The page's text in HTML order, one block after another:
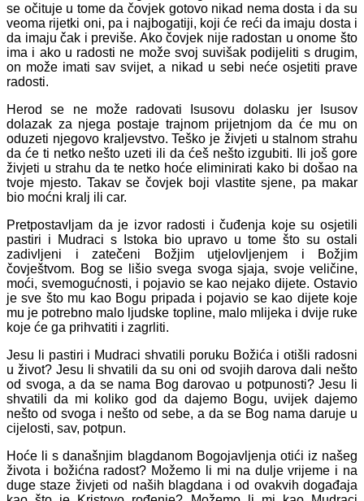
se očituje u tome da čovjek gotovo nikad nema dosta i da su
veoma rijetki oni, pa i najbogatiji, koji će reći da imaju dosta i
da imaju čak i previše. Ako čovjek nije radostan u onome što
ima i ako u radosti ne može svoj suvišak podijeliti s drugim,
on može imati sav svijet, a nikad u sebi neće osjetiti prave
radosti.
Herod se ne može radovati Isusovu dolasku jer Isusov
dolazak za njega postaje trajnom prijetnjom da će mu on
oduzeti njegovo kraljevstvo. Teško je živjeti u stalnom strahu
da će ti netko nešto uzeti ili da ćeš nešto izgubiti. Ili još gore
živjeti u strahu da te netko hoće eliminirati kako bi došao na
tvoje mjesto. Takav se čovjek boji vlastite sjene, pa makar
bio moćni kralj ili car.
Pretpostavljam da je izvor radosti i čuđenja koje su osjetili
pastiri i Mudraci s Istoka bio upravo u tome što su ostali
zadivljeni i zatečeni Božjim utjelovljenjem i Božjim
čovještvom. Bog se lišio svega svoga sjaja, svoje veličine,
moći, svemogućnosti, i pojavio se kao nejako dijete. Ostavio
je sve što mu kao Bogu pripada i pojavio se kao dijete koje
mu je potrebno malo ljudske topline, malo mlijeka i dvije ruke
koje će ga prihvatiti i zagrliti.
Jesu li pastiri i Mudraci shvatili poruku Božića i otišli radosni
u život? Jesu li shvatili da su oni od svojih darova dali nešto
od svoga, a da se nama Bog darovao u potpunosti? Jesu li
shvatili da mi koliko god da dajemo Bogu, uvijek dajemo
nešto od svoga i nešto od sebe, a da se Bog nama daruje u
cijelosti, sav, potpun.
Hoće li s današnjim blagdanom Bogojavljenja otići iz našeg
života i božićna radost? Možemo li mi na dulje vrijeme i na
duge staze živjeti od naših blagdana i od ovakvih događaja